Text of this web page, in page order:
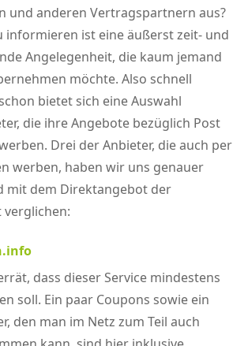
und anderen Vertragspartnern aus?
informieren ist eine äußerst zeit- und
Angelegenheit, die kaum jemand
möchte. Also schnell
bietet sich eine Auswahl
die ihre Angebote bezüglich Post
Drei der Anbieter, die auch per
werben, haben wir uns genauer
mit dem Direktangebot der
verglichen:
dass dieser Service mindestens
soll. Ein paar Coupons sowie ein
den man im Netz zum Teil auch